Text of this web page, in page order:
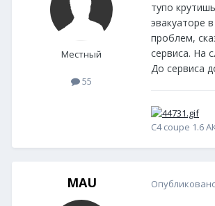
Местный
55
тупо
эвакуаторе
проблем,
сервиса. На
До сервиса
C4 coupe 1.6
MAU